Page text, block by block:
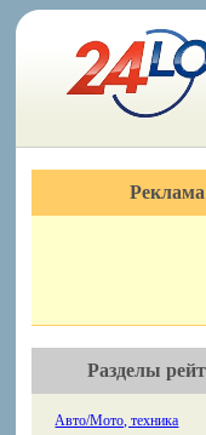
Реклама
Разделы
Авто/Мото, техника